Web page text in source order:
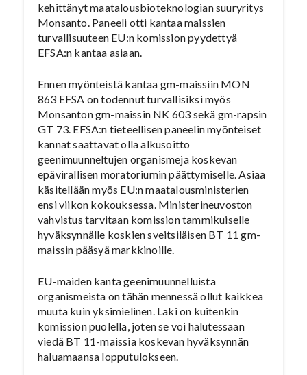
kehittänyt maatalousbioteknologian suuryritys
Monsanto. Paneeli otti kantaa maissien
turvallisuuteen EU:n komission pyydettyä
EFSA:n kantaa asiaan.
Ennen myönteistä kantaa gm-maissiin MON
863 EFSA on todennut turvallisiksi myös
Monsanton gm-maissin NK 603 sekä gm-rapsin
GT 73. EFSA:n tieteellisen paneelin myönteiset
kannat saattavat olla alkusoitto
geenimuunneltujen organismeja koskevan
epävirallisen moratoriumin päättymiselle. Asiaa
käsitellään myös EU:n maatalousministerien
ensi viikon kokouksessa. Ministerineuvoston
vahvistus tarvitaan komission tammikuiselle
hyväksynnälle koskien sveitsiläisen BT 11 gm-
maissin pääsyä markkinoille.
EU-maiden kanta geenimuunnelluista
organismeista on tähän mennessä ollut kaikkea
muuta kuin yksimielinen. Laki on kuitenkin
komission puolella, joten se voi halutessaan
viedä BT 11-maissia koskevan hyväksynnän
haluamaansa lopputulokseen.